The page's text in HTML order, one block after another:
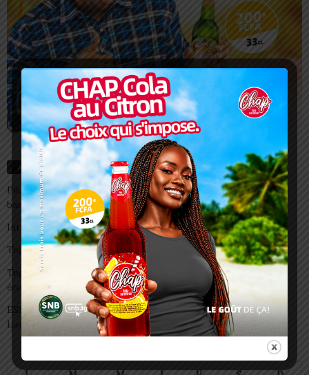
Articles récents
Pilule du lendemain : un recours d’urgence, pas une habitude à
banaliser
Interclubs CAF: ASCK et ASKO face à deux gros morceaux
Togo/ Boissons énergisantes: l’État tire la sonnette d’alarme
Togo/ Rentrée scolaire 2026-2027: consultez la liste officielle des
écoles autorisées
ESSAL 2026 : les admissibles convoqués pour la visite médicale à
Lomé